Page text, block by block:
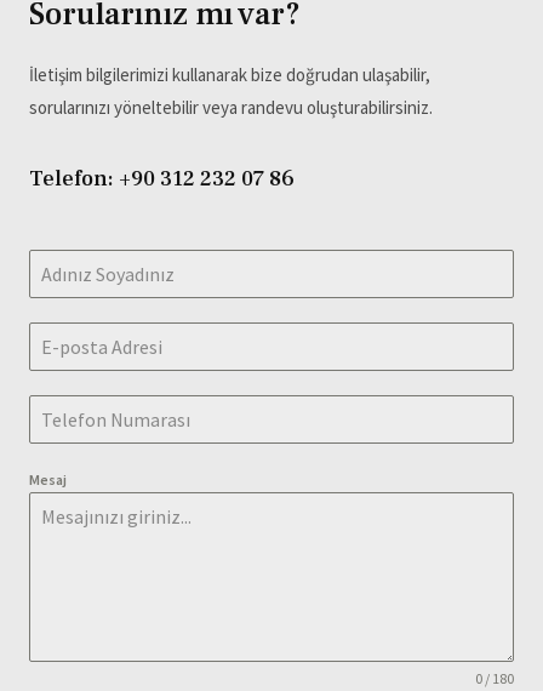
Sorularınız mı var?
İletişim bilgilerimizi kullanarak bize doğrudan ulaşabilir,
sorularınızı yöneltebilir veya randevu oluşturabilirsiniz.
Telefon: +90 312 232 07 86
Mesaj
0 / 180